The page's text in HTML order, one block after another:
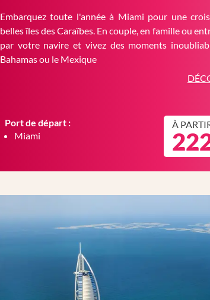
Embarquez toute l'année à Miami pour une
belles îles des Caraïbes. En couple, en famille ou
par votre navire et vivez des moments
Bahamas ou le Mexique
Port de départ :
Miami
À